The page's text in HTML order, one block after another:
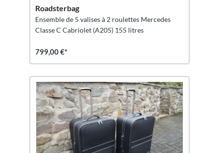
Roadsterbag
Ensemble de 5 valises à 2 roulettes Mercedes
Classe C Cabriolet (A205) 155 litres
799,00 €*